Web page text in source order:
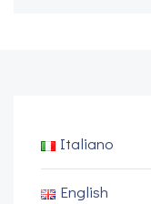
Italiano
English